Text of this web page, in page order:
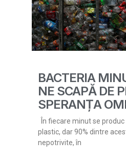
BACTERIA
NE SCAPĂ DE
SPERANȚA
În fiecare minut se
plastic, dar 90% dintre
nepotrivite, în